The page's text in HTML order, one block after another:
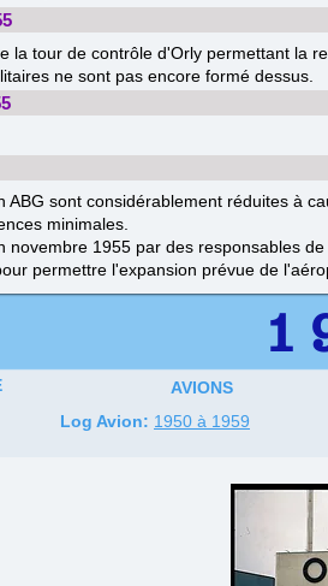
la tour de contrôle d'Orly permettant la
ne sont pas encore formé dessus.
ABG sont considérablement réduites à
minimales.
novembre 1955 par des responsables
permettre l'expansion prévue de
1
AVIONS
Log Avion: 1950 à 1959